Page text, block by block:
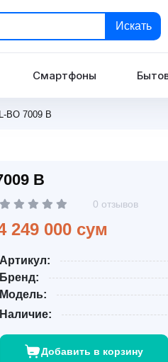
Искать
Смартфоны
BO 7009 В
В
0 отзывов
249 000 сум
Артикул:
Бренд:
Модель:
Наличие:
Добавить в корзину